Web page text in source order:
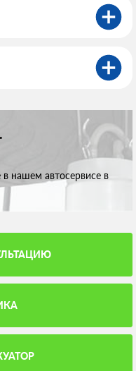
нашем автосервисе в